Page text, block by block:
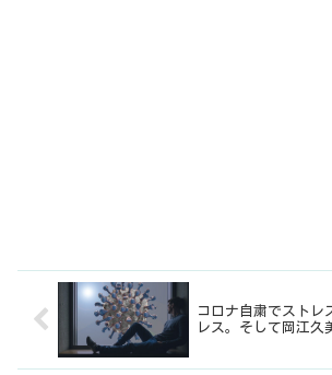
コロナ自粛でストレ
レス。そして岡江久